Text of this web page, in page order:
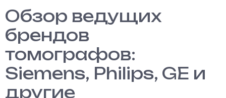
Обзор ведущих
брендов
томографов:
Siemens, Philips, GE и
другие